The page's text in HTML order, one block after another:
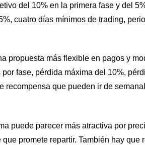
del 10% en la primera fase y del
cuatro días mínimos de trading,
propuesta más flexible en pagos y
fase, pérdida máxima del 10%,
recompensa que pueden ir de
puede parecer más atractiva por
promete repartir. También hay que